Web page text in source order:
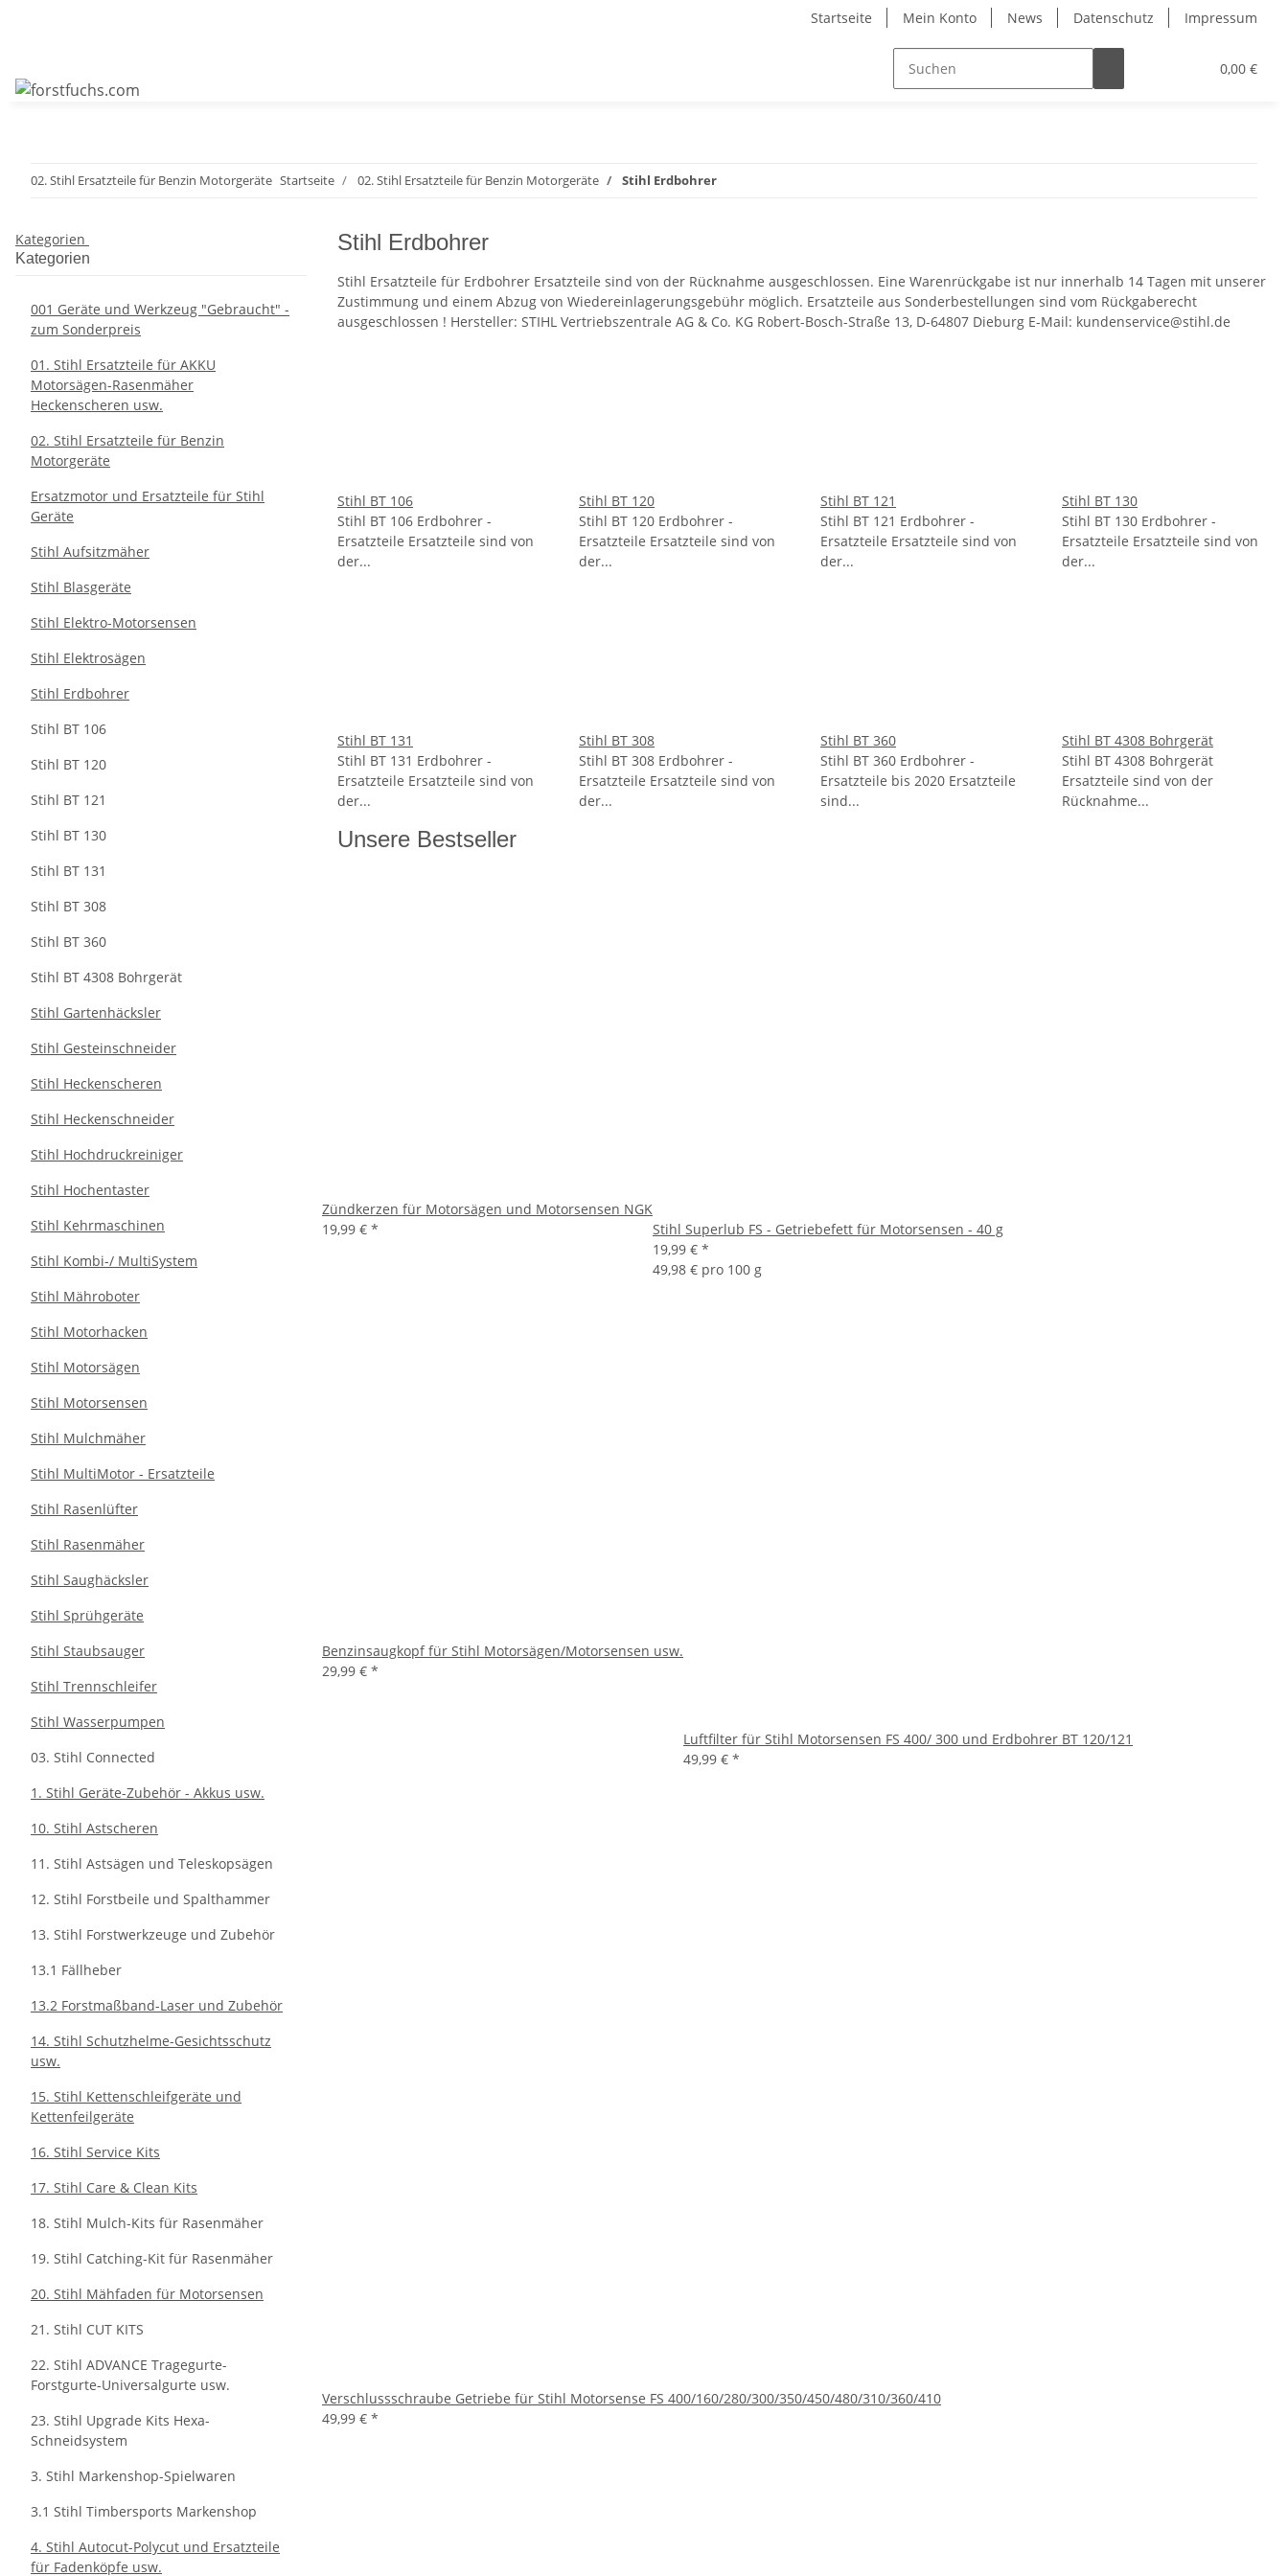
Startseite Mein Konto News Datenschutz Impressum
0,00 €
02. Stihl Ersatzteile für Benzin Motorgeräte Startseite 02. Stihl Ersatzteile für Benzin Motorgeräte Stihl Erdbohrer
Stihl Erdbohrer
Stihl Ersatzteile für Erdbohrer Ersatzteile sind von der Rücknahme ausgeschlossen. Eine Warenrückgabe ist nur innerhalb 14 Tagen mit unserer
Zustimmung und einem Abzug von Wiedereinlagerungsgebühr möglich. Ersatzteile aus Sonderbestellungen sind vom Rückgaberecht
ausgeschlossen ! Hersteller: STIHL Vertriebszentrale AG & Co. KG Robert-Bosch-Straße 13, D-64807 Dieburg E-Mail: kundenservice@stihl.de
Stihl BT 106
Stihl BT 106 Erdbohrer -
Ersatzteile Ersatzteile sind von
der...
Stihl BT 120
Stihl BT 120 Erdbohrer -
Ersatzteile Ersatzteile sind von
der...
Stihl BT 121
Stihl BT 121 Erdbohrer -
Ersatzteile Ersatzteile sind von
der...
Stihl BT 130
Stihl BT 130 Erdbohrer -
Ersatzteile Ersatzteile sind von
der...
Stihl BT 131
Stihl BT 131 Erdbohrer -
Ersatzteile Ersatzteile sind von
der...
Stihl BT 308
Stihl BT 308 Erdbohrer -
Ersatzteile Ersatzteile sind von
der...
Stihl BT 360
Stihl BT 360 Erdbohrer -
Ersatzteile bis 2020 Ersatzteile
sind...
Stihl BT 4308 Bohrgerät
Stihl BT 4308 Bohrgerät
Ersatzteile sind von der
Rücknahme...
Unsere Bestseller
Zündkerzen für Motorsägen und Motorsensen NGK
19,99 € *
Stihl Superlub FS - Getriebefett für Motorsensen - 40 g
19,99 € *
49,98 € pro 100 g
Benzinsaugkopf für Stihl Motorsägen/Motorsensen usw.
29,99 € *
Luftfilter für Stihl Motorsensen FS 400/ 300 und Erdbohrer BT 120/121
49,99 € *
Verschlussschraube Getriebe für Stihl Motorsense FS 400/160/280/300/350/450/480/310/360/410
49,99 € *
Kategorien
Kategorien
001 Geräte und Werkzeug "Gebraucht" -
zum Sonderpreis
01. Stihl Ersatzteile für AKKU
Motorsägen-Rasenmäher
Heckenscheren usw.
02. Stihl Ersatzteile für Benzin
Motorgeräte
Ersatzmotor und Ersatzteile für Stihl
Geräte
Stihl Aufsitzmäher
Stihl Blasgeräte
Stihl Elektro-Motorsensen
Stihl Elektrosägen
Stihl Erdbohrer
Stihl BT 106
Stihl BT 120
Stihl BT 121
Stihl BT 130
Stihl BT 131
Stihl BT 308
Stihl BT 360
Stihl BT 4308 Bohrgerät
Stihl Gartenhäcksler
Stihl Gesteinschneider
Stihl Heckenscheren
Stihl Heckenschneider
Stihl Hochdruckreiniger
Stihl Hochentaster
Stihl Kehrmaschinen
Stihl Kombi-/ MultiSystem
Stihl Mähroboter
Stihl Motorhacken
Stihl Motorsägen
Stihl Motorsensen
Stihl Mulchmäher
Stihl MultiMotor - Ersatzteile
Stihl Rasenlüfter
Stihl Rasenmäher
Stihl Saughäcksler
Stihl Sprühgeräte
Stihl Staubsauger
Stihl Trennschleifer
Stihl Wasserpumpen
03. Stihl Connected
1. Stihl Geräte-Zubehör - Akkus usw.
10. Stihl Astscheren
11. Stihl Astsägen und Teleskopsägen
12. Stihl Forstbeile und Spalthammer
13. Stihl Forstwerkzeuge und Zubehör
13.1 Fällheber
13.2 Forstmaßband-Laser und Zubehör
14. Stihl Schutzhelme-Gesichtsschutz
usw.
15. Stihl Kettenschleifgeräte und
Kettenfeilgeräte
16. Stihl Service Kits
17. Stihl Care & Clean Kits
18. Stihl Mulch-Kits für Rasenmäher
19. Stihl Catching-Kit für Rasenmäher
20. Stihl Mähfaden für Motorsensen
21. Stihl CUT KITS
22. Stihl ADVANCE Tragegurte-
Forstgurte-Universalgurte usw.
23. Stihl Upgrade Kits Hexa-
Schneidsystem
3. Stihl Markenshop-Spielwaren
3.1 Stihl Timbersports Markenshop
4. Stihl Autocut-Polycut und Ersatzteile
für Fadenköpfe usw.